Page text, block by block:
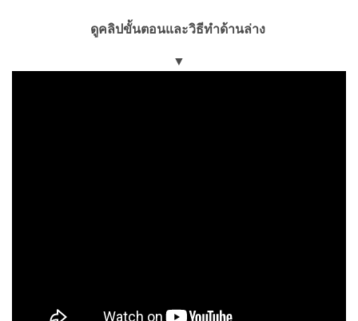
ดูคลิปขั้นตอนและวิธีทำด้านล่าง
▼